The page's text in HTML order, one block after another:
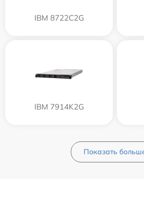
IBM 8722C2G
IBM 7914K2G
Показать